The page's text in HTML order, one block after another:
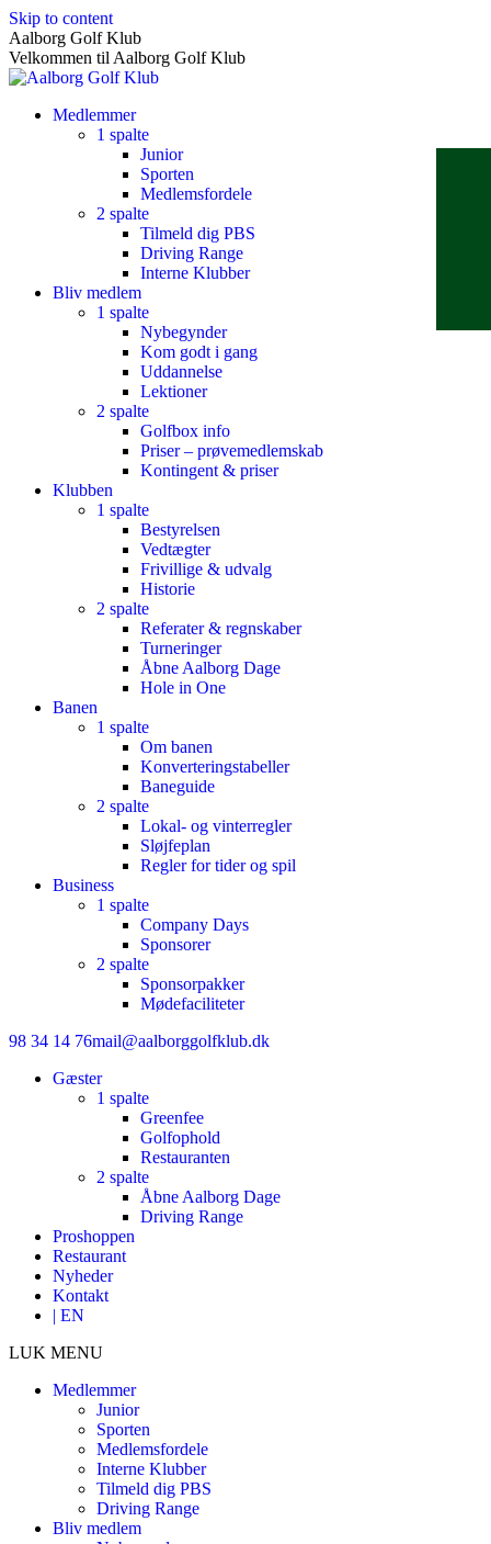
Skip to content
Aalborg Golf Klub
Velkommen til Aalborg Golf Klub
Medlemmer
1 spalte
Junior
Sporten
Medlemsfordele
2 spalte
Tilmeld dig PBS
Driving Range
Interne Klubber
Bliv medlem
1 spalte
Nybegynder
Kom godt i gang
Uddannelse
Lektioner
2 spalte
Golfbox info
Priser – prøvemedlemskab
Kontingent & priser
Klubben
1 spalte
Bestyrelsen
Vedtægter
Frivillige & udvalg
Historie
2 spalte
Referater & regnskaber
Turneringer
Åbne Aalborg Dage
Hole in One
Banen
1 spalte
Om banen
Konverteringstabeller
Baneguide
2 spalte
Lokal- og vinterregler
Sløjfeplan
Regler for tider og spil
Business
1 spalte
Company Days
Sponsorer
2 spalte
Sponsorpakker
Mødefaciliteter
98 34 14 76mail@aalborggolfklub.dk
Gæster
1 spalte
Greenfee
Golfophold
Restauranten
2 spalte
Åbne Aalborg Dage
Driving Range
Proshoppen
Restaurant
Nyheder
Kontakt
| EN
LUK MENU
Medlemmer
Junior
Sporten
Medlemsfordele
Interne Klubber
Tilmeld dig PBS
Driving Range
Bliv medlem